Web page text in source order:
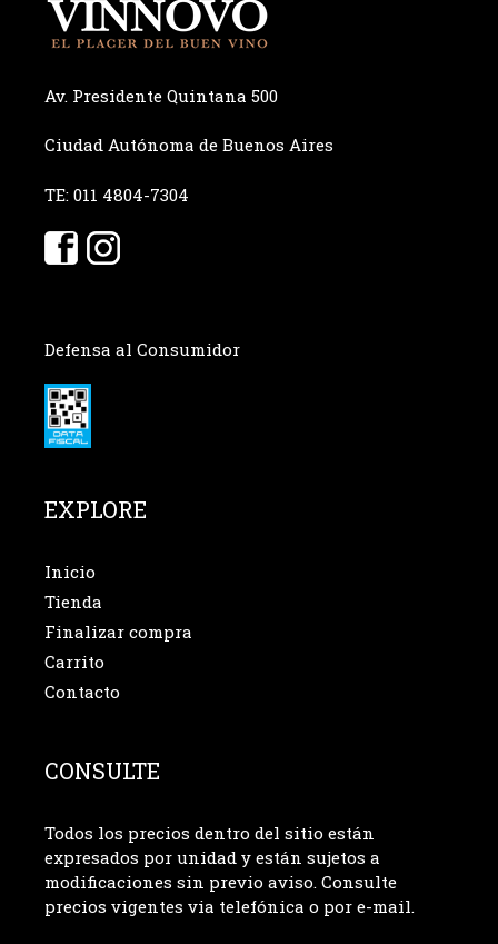
Av. Presidente Quintana 500
Ciudad Autónoma de Buenos Aires
TE: 011 4804-7304
Defensa al Consumidor
EXPLORE
Inicio
Tienda
Finalizar compra
Carrito
Contacto
CONSULTE
Todos los precios dentro del sitio están
expresados por unidad y están sujetos a
modificaciones sin previo aviso. Consulte
precios vigentes via telefónica o por e-mail.